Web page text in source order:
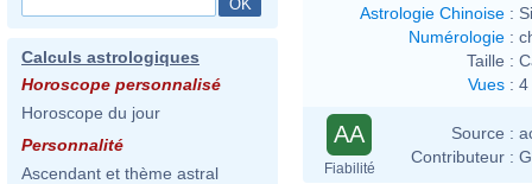
Calculs astrologiques
Horoscope personnalisé
Horoscope du jour
Personnalité
Ascendant et thème astral
Astrologie Chinoise :
Numérologie :
Taille :
Vues : 4
AA
Fiabilité
Source :
Contributeur :